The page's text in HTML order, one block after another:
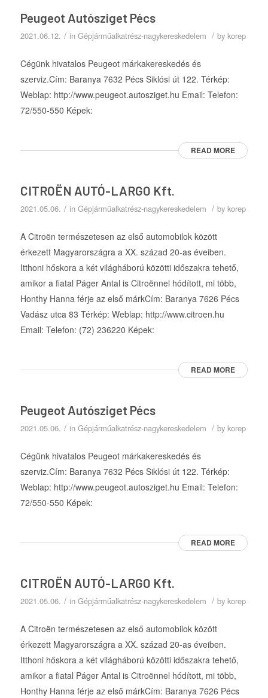
Peugeot Autósziget Pécs
2021.06.12. / in Gépjárműalkatrész-nagykereskedelem / by korep
Cégünk hivatalos Peugeot márkakereskedés és
szerviz.Cím: Baranya 7632 Pécs Siklósi út 122. Térkép:
Weblap: http://www.peugeot.autosziget.hu Email: Telefon:
72/550-550 Képek:
READ MORE
CITROËN AUTÓ-LARGO Kft.
2021.05.06. / in Gépjárműalkatrész-nagykereskedelem / by korep
A Citroën természetesen az első automobilok között
érkezett Magyarországra a XX. század 20-as éveiben.
Itthoni hőskora a két világháború közötti időszakra tehető,
amikor a fiatal Páger Antal is Citroënnel hódított, mi több,
Honthy Hanna férje az első márkCím: Baranya 7626 Pécs
Vadász utca 83 Térkép: Weblap: http://www.citroen.hu
Email: Telefon: (72) 236220 Képek:
READ MORE
Peugeot Autósziget Pécs
2021.05.06. / in Gépjárműalkatrész-nagykereskedelem / by korep
Cégünk hivatalos Peugeot márkakereskedés és
szerviz.Cím: Baranya 7632 Pécs Siklósi út 122. Térkép:
Weblap: http://www.peugeot.autosziget.hu Email: Telefon:
72/550-550 Képek:
READ MORE
CITROËN AUTÓ-LARGO Kft.
2021.05.06. / in Gépjárműalkatrész-nagykereskedelem / by korep
A Citroën természetesen az első automobilok között
érkezett Magyarországra a XX. század 20-as éveiben.
Itthoni hőskora a két világháború közötti időszakra tehető,
amikor a fiatal Páger Antal is Citroënnel hódított, mi több,
Honthy Hanna férje az első márkCím: Baranya 7626 Pécs